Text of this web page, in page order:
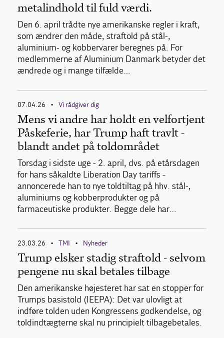
metalindhold til fuld værdi.
Den 6. april trådte nye amerikanske regler i kraft,
som ændrer den måde, straftold på stål-,
aluminium- og kobbervarer beregnes på. For
medlemmerne af Aluminium Danmark betyder det
ændrede og i mange tilfælde…
07.04.26 • Vi rådgiver dig
Mens vi andre har holdt en velfortjent
Påskeferie, har Trump haft travlt -
blandt andet på toldområdet
Torsdag i sidste uge - 2. april, dvs. på etårsdagen
for hans såkaldte Liberation Day tariffs -
annoncerede han to nye toldtiltag på hhv. stål-,
aluminiums og kobberprodukter og på
farmaceutiske produkter. Begge dele har…
23.03.26 • TMI • Nyheder
Trump elsker stadig straftold - selvom
pengene nu skal betales tilbage
Den amerikanske højesteret har sat en stopper for
Trumps basistold (IEEPA): Det var ulovligt at
indføre tolden uden Kongressens godkendelse, og
toldindtægterne skal nu principielt tilbagebetales.